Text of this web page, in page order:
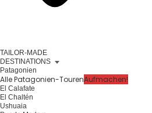
TAILOR-MADE
DESTINATIONS
Patagonien
Alle Patagonien-TourenAufmachen!
El Calafate
El Chaltén
Ushuaia